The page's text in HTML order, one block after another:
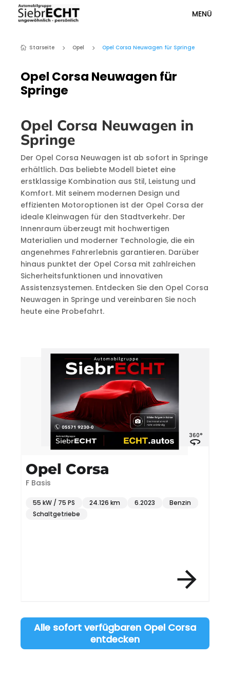
MENÜ
 Starseite 5 Opel 5 Opel Corsa Neuwagen für Springe
Opel Corsa Neuwagen für
Springe
Opel Corsa Neuwagen in
Springe
Der Opel Corsa Neuwagen ist ab sofort in Springe
erhältlich. Das beliebte Modell bietet eine
erstklassige Kombination aus Stil, Leistung und
Komfort. Mit seinem modernen Design und
effizienten Motoroptionen ist der Opel Corsa der
ideale Kleinwagen für den Stadtverkehr. Der
Innenraum überzeugt mit hochwertigen
Materialien und moderner Technologie, die ein
angenehmes Fahrerlebnis garantieren. Darüber
hinaus punktet der Opel Corsa mit zahlreichen
Sicherheitsfunktionen und innovativen
Assistenzsystemen. Entdecken Sie den Opel Corsa
Neuwagen in Springe und vereinbaren Sie noch
heute eine Probefahrt.
360°
Opel Corsa
F Basis
55 kW / 75 PS 24.126 km 6.2023
Benzin
Schaltgetriebe
Alle sofort verfügbaren Opel Corsa
entdecken